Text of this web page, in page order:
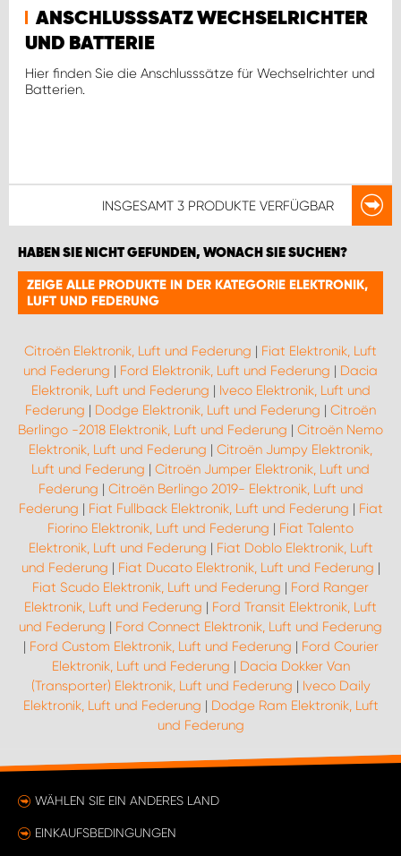
ANSCHLUSSSATZ WECHSELRICHTER
UND BATTERIE
Hier finden Sie die Anschlusssätze für Wechselrichter und
Batterien.
INSGESAMT 3 PRODUKTE VERFÜGBAR
HABEN SIE NICHT GEFUNDEN, WONACH SIE SUCHEN?
ZEIGE ALLE PRODUKTE IN DER KATEGORIE ELEKTRONIK,
LUFT UND FEDERUNG
Citroën Elektronik, Luft und Federung | Fiat Elektronik, Luft
und Federung | Ford Elektronik, Luft und Federung | Dacia
Elektronik, Luft und Federung | Iveco Elektronik, Luft und
Federung | Dodge Elektronik, Luft und Federung | Citroën
Berlingo -2018 Elektronik, Luft und Federung | Citroën Nemo
Elektronik, Luft und Federung | Citroën Jumpy Elektronik,
Luft und Federung | Citroën Jumper Elektronik, Luft und
Federung | Citroën Berlingo 2019- Elektronik, Luft und
Federung | Fiat Fullback Elektronik, Luft und Federung | Fiat
Fiorino Elektronik, Luft und Federung | Fiat Talento
Elektronik, Luft und Federung | Fiat Doblo Elektronik, Luft
und Federung | Fiat Ducato Elektronik, Luft und Federung |
Fiat Scudo Elektronik, Luft und Federung | Ford Ranger
Elektronik, Luft und Federung | Ford Transit Elektronik, Luft
und Federung | Ford Connect Elektronik, Luft und Federung
| Ford Custom Elektronik, Luft und Federung | Ford Courier
Elektronik, Luft und Federung | Dacia Dokker Van
(Transporter) Elektronik, Luft und Federung | Iveco Daily
Elektronik, Luft und Federung | Dodge Ram Elektronik, Luft
und Federung
WÄHLEN SIE EIN ANDERES LAND
EINKAUFSBEDINGUNGEN